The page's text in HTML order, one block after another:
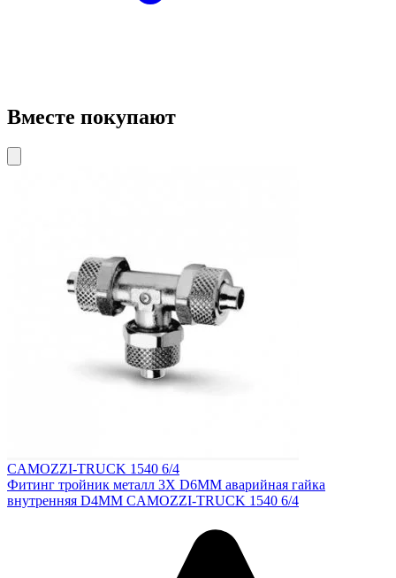
Вместе покупают
CAMOZZI-TRUCK 1540 6/4
Фитинг тройник металл 3X D6MM аварийная гайка
внутренняя D4MM CAMOZZI-TRUCK 1540 6/4